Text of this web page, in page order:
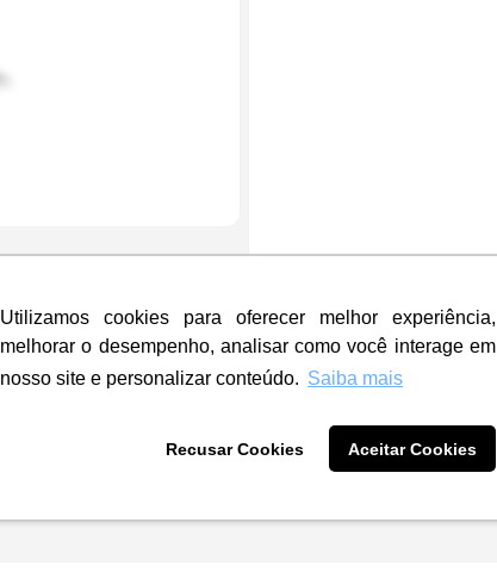
Utilizamos cookies para oferecer melhor experiência,
melhorar o desempenho, analisar como você interage em
nosso site e personalizar conteúdo. Saiba mais
Recusar Cookies Aceitar Cookies